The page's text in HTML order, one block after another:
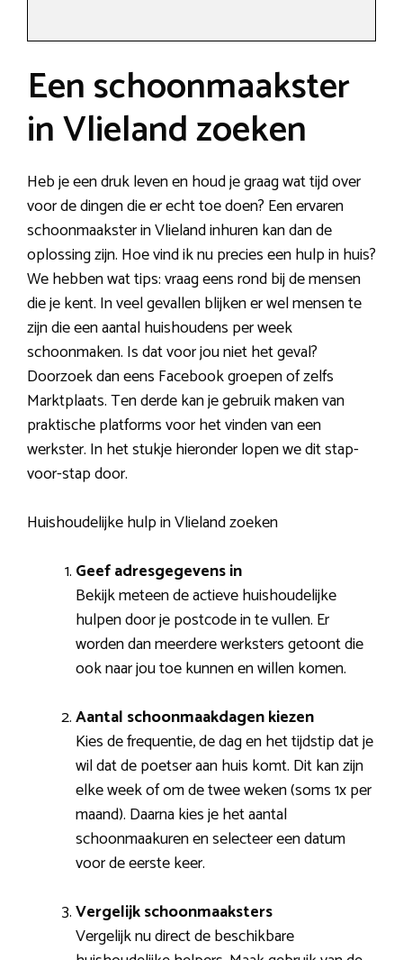
Een schoonmaakster
in Vlieland zoeken
Heb je een druk leven en houd je graag wat tijd over
voor de dingen die er echt toe doen? Een ervaren
schoonmaakster in Vlieland inhuren kan dan de
oplossing zijn. Hoe vind ik nu precies een hulp in huis?
We hebben wat tips: vraag eens rond bij de mensen
die je kent. In veel gevallen blijken er wel mensen te
zijn die een aantal huishoudens per week
schoonmaken. Is dat voor jou niet het geval?
Doorzoek dan eens Facebook groepen of zelfs
Marktplaats. Ten derde kan je gebruik maken van
praktische platforms voor het vinden van een
werkster. In het stukje hieronder lopen we dit stap-
voor-stap door.
Huishoudelijke hulp in Vlieland zoeken
Geef adresgegevens in
Bekijk meteen de actieve huishoudelijke
hulpen door je postcode in te vullen. Er
worden dan meerdere werksters getoont die
ook naar jou toe kunnen en willen komen.
Aantal schoonmaakdagen kiezen
Kies de frequentie, de dag en het tijdstip dat je
wil dat de poetser aan huis komt. Dit kan zijn
elke week of om de twee weken (soms 1x per
maand). Daarna kies je het aantal
schoonmaakuren en selecteer een datum
voor de eerste keer.
Vergelijk schoonmaaksters
Vergelijk nu direct de beschikbare